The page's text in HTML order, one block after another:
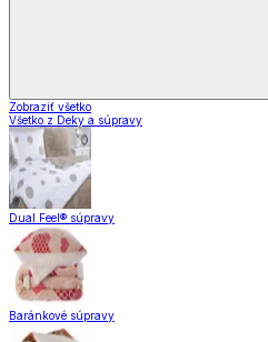
Zobraziť všetko
Všetko z Deky a súpravy
Dual Feel® súpravy
Baránkové súpravy